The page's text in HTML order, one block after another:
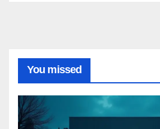
You missed